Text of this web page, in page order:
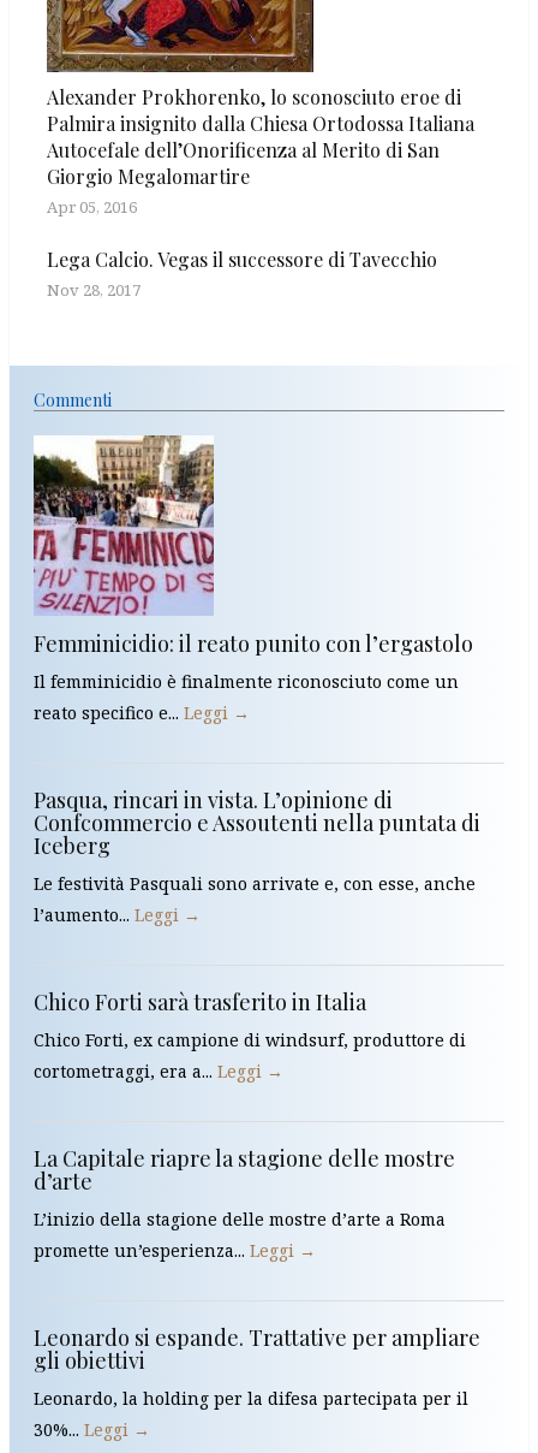
Alexander Prokhorenko, lo sconosciuto eroe di
Palmira insignito dalla Chiesa Ortodossa Italiana
Autocefale dell’Onorificenza al Merito di San
Giorgio Megalomartire
Apr 05, 2016
Lega Calcio. Vegas il successore di Tavecchio
Nov 28, 2017
Commenti
Femminicidio: il reato punito con l’ergastolo
Il femminicidio è finalmente riconosciuto come un
reato specifico e... Leggi →
Pasqua, rincari in vista. L’opinione di
Confcommercio e Assoutenti nella puntata di
Iceberg
Le festività Pasquali sono arrivate e, con esse, anche
l’aumento... Leggi →
Chico Forti sarà trasferito in Italia
Chico Forti, ex campione di windsurf, produttore di
cortometraggi, era a... Leggi →
La Capitale riapre la stagione delle mostre
d’arte
L’inizio della stagione delle mostre d’arte a Roma
promette un’esperienza... Leggi →
Leonardo si espande. Trattative per ampliare
gli obiettivi
Leonardo, la holding per la difesa partecipata per il
30%... Leggi →